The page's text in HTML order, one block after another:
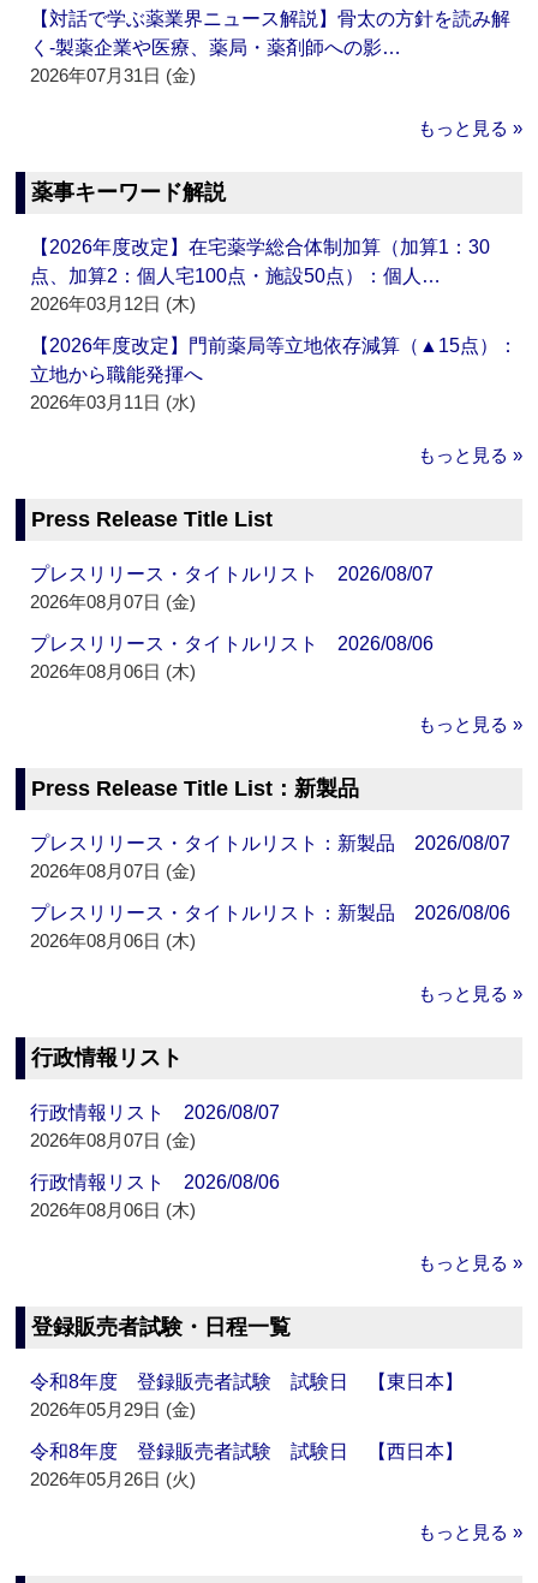
【対話で学ぶ薬業界ニュース解説】骨太の方針を読み解
く‐製薬企業や医療、薬局・薬剤師への影…
2026年07月31日 (金)
もっと見る »
薬事キーワード解説
【2026年度改定】在宅薬学総合体制加算（加算1：30
点、加算2：個人宅100点・施設50点）：個人…
2026年03月12日 (木)
【2026年度改定】門前薬局等立地依存減算（▲15点）：
立地から職能発揮へ
2026年03月11日 (水)
もっと見る »
Press Release Title List
プレスリリース・タイトルリスト 2026/08/07
2026年08月07日 (金)
プレスリリース・タイトルリスト 2026/08/06
2026年08月06日 (木)
もっと見る »
Press Release Title List：新製品
プレスリリース・タイトルリスト：新製品 2026/08/07
2026年08月07日 (金)
プレスリリース・タイトルリスト：新製品 2026/08/06
2026年08月06日 (木)
もっと見る »
行政情報リスト
行政情報リスト 2026/08/07
2026年08月07日 (金)
行政情報リスト 2026/08/06
2026年08月06日 (木)
もっと見る »
登録販売者試験・日程一覧
令和8年度 登録販売者試験 試験日 【東日本】
2026年05月29日 (金)
令和8年度 登録販売者試験 試験日 【西日本】
2026年05月26日 (火)
もっと見る »